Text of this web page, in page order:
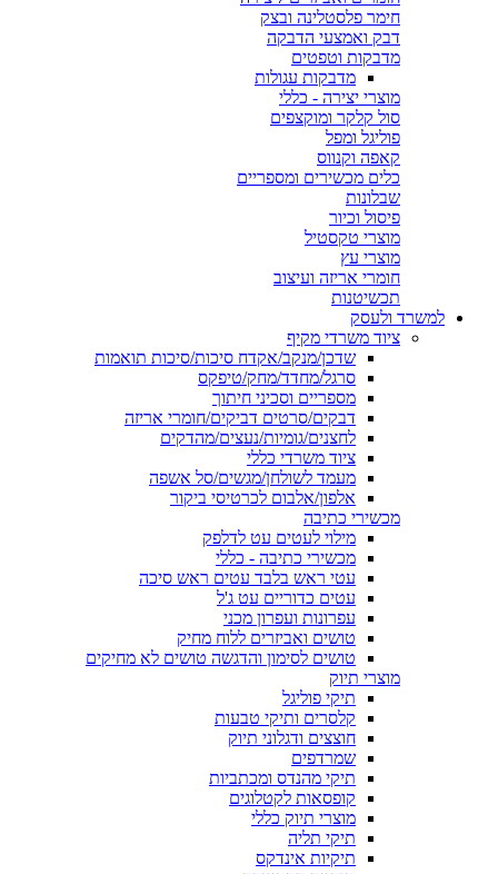
חימר פלסטלינה ובצק
דבק ואמצעי הדבקה
מדבקות וטפטים
מדבקות עגולות
מוצרי יצירה - כללי
סול קלקר ומוקצפים
פוליגל ומפל
קאפה וקנווס
כלים מכשירים ומספריים
שבלונות
פיסול וכיור
מוצרי טקסטיל
מוצרי עץ
חומרי אריזה ועיצוב
תכשיטנות
למשרד ולעסק
ציוד משרדי מקיף
שדכן/מנקב/אקדח סיכות/סיכות תואמות
סרגל/מחדד/מחק/טיפקס
מספריים וסכיני חיתוך
דבקים/סרטים דביקים/חומרי אריזה
לחצנים/גומיות/נעצים/מהדקים
ציוד משרדי כללי
מעמד לשולחן/מגשים/סל אשפה
אלפון/אלבום לכרטיסי ביקור
מכשירי כתיבה
מילוי לעטים עט לדלפק
מכשירי כתיבה - כללי
עטי ראש בלבד עטים ראש סיכה
עטים כדוריים עט ג'ל
עפרונות ועפרון מכני
טושים ואביזרים ללוח מחיק
טושים לסימון והדגשה טושים לא מחיקים
מוצרי תיוק
תיקי פוליגל
קלסרים ותיקי טבעות
חוצצים ודגלוני תיוק
שמרדפים
תיקי מהנדס ומכתביות
קופסאות לקטלוגים
מוצרי תיוק כללי
תיקי תליה
תיקיות אינדקס